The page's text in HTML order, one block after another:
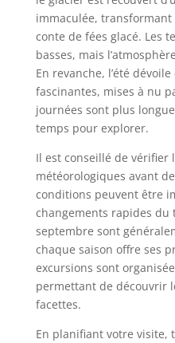
immaculée,
conte de fées glacé. Les
basses, mais
En revanche, l’été
fascinantes, mises à nu
journées sont plus
temps pour explorer.
Il est conseillé de vérifier
météorologiques avant
conditions peuvent être
changements rapides du
septembre sont
chaque saison offre ses
excursions sont
permettant de découvrir
facettes.
En planifiant votre visite,